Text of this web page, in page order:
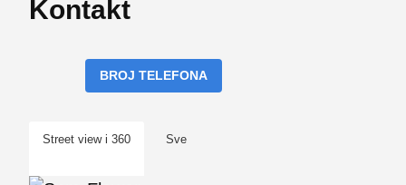
Kontakt
BROJ TELEFONA
Street view i 360 Sve